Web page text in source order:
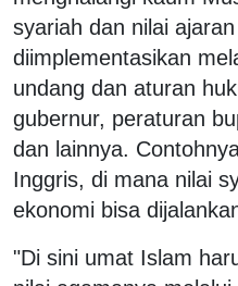
syariah dan nilai
diimplementasikan
undang dan aturan
gubernur, peraturan
dan lainnya.
Inggris, di mana nilai
ekonomi bisa
"Di sini umat Islam